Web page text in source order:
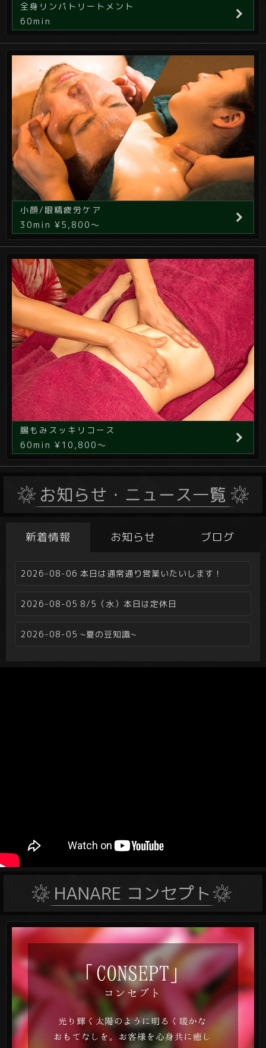
全身リンパトリートメント
60min
小顔/眼精疲労ケア
30min ¥5,800～
腸もみスッキリコース
60min ¥10,800～
新着情報 お知らせ ブログ
2026-08-06 本日は通常通り営業いたいします！
2026-08-05 8/5（水）本日は定休日
2026-08-05 ~夏の豆知識~